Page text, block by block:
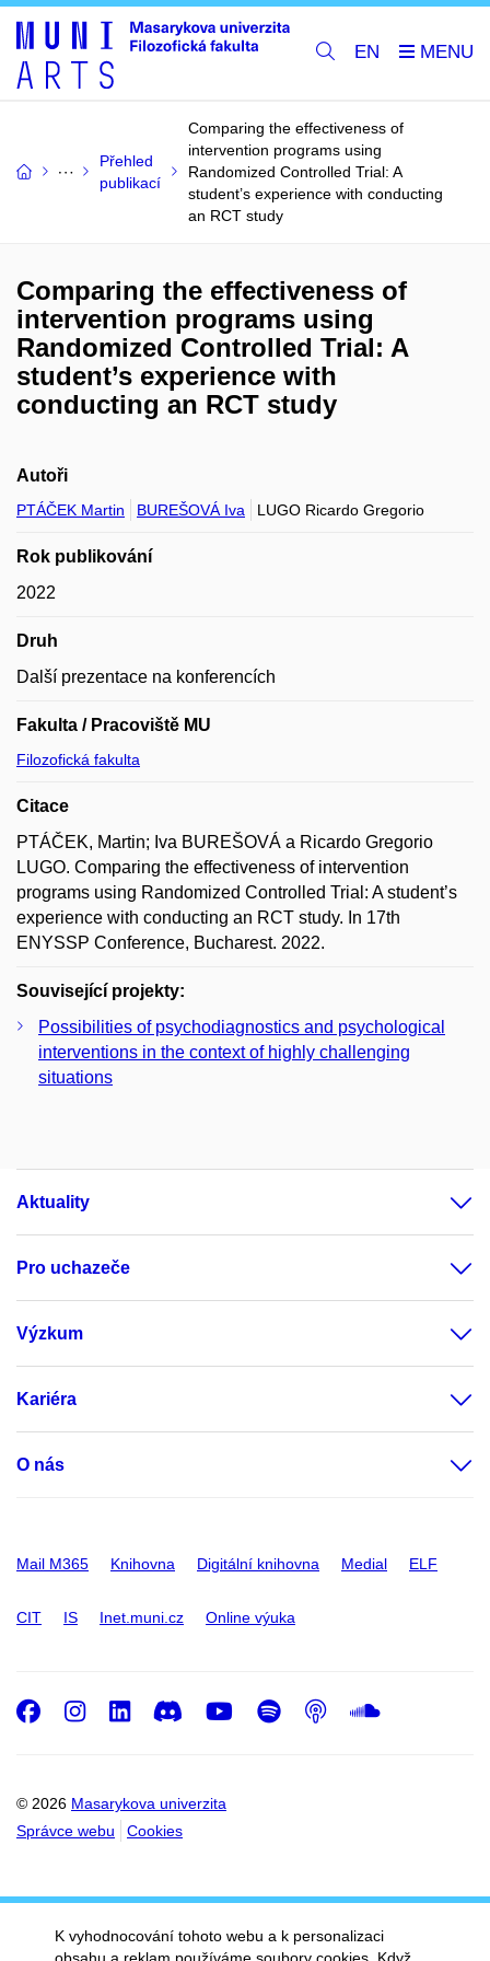
EN
Přehled
publikací
Comparing the effectiveness of
intervention programs using
Randomized Controlled Trial: A
student’s experience with conducting
an RCT study
Comparing the effectiveness of
intervention programs using
Randomized Controlled Trial: A
student’s experience with
conducting an RCT study
Autoři
PTÁČEK Martin BUREŠOVÁ Iva LUGO Ricardo Gregorio
Rok publikování
2022
Druh
Další prezentace na konferencích
Fakulta / Pracoviště MU
Filozofická fakulta
Citace
PTÁČEK, Martin; Iva BUREŠOVÁ a Ricardo Gregorio
LUGO. Comparing the effectiveness of intervention
programs using Randomized Controlled Trial: A student’s
experience with conducting an RCT study. In 17th
ENYSSP Conference, Bucharest. 2022.
Související projekty:
Possibilities of psychodiagnostics and psychological
interventions in the context of highly challenging
situations
Aktuality
Pro uchazeče
Výzkum
Kariéra
O nás
Mail M365 Knihovna Digitální knihovna Medial ELF
CIT IS Inet.muni.cz Online výuka
© 2026 Masarykova univerzita
Správce webu
Cookies
Facebook
Instagram
LinkedIn
DiscordYoutube
Spotify
Podcast
K vyhodnocování tohoto webu a k personalizaci